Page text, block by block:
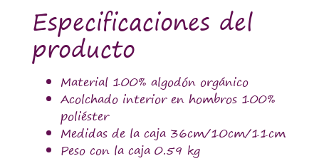
Especificaciones del
producto
Material 100% algodón orgánico
Acolchado interior en hombros 100%
poliéster
Medidas de la caja 36cm/10cm/11cm
Peso con la caja 0.59 kg